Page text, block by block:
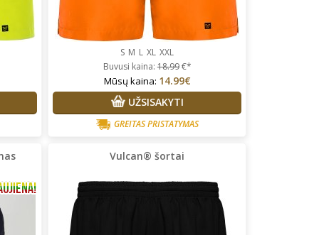
S M L XL XXL
Buvusi kaina:18.99€*
Mūsų kaina: 14.99€
UŽSISAKYTI
GREITAS PRISTATYMAS
Vulcan® šortai